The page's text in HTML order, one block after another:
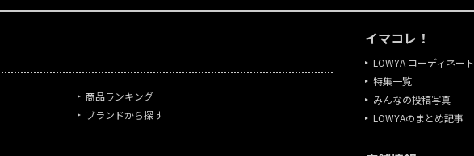
商品ランキング
ブランドから探す
イマコレ！
LOWYA コーディネート
特集一覧
みんなの投稿写真
LOWYAのまとめ記事